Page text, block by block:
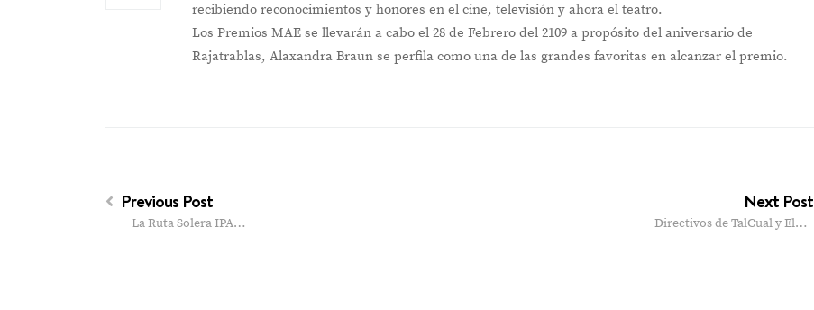
recibiendo reconocimientos y honores en el cine, televisión y ahora el teatro.
Los Premios MAE se llevarán a cabo el 28 de Febrero del 2109 a propósito del aniversario de
Rajatrablas, Alaxandra Braun se perfila como una de las grandes favoritas en alcanzar el premio.
Previous Post
La Ruta Solera IPA…
Next Post
Directivos de TalCual y El…